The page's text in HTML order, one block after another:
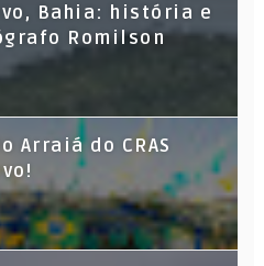
Bahia: história e
Romilson
Arraiá do CRAS